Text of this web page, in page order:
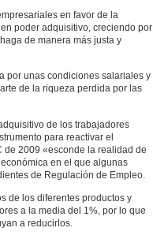
en favor de la
poder adquisitivo, creciendo por
de manera más justa y
por unas condiciones salariales y
de la riqueza perdida por las
de los trabajadores
para reactivar el
de 2009 «esconde la realidad de
en el que algunas
de Regulación de Empleo.
de los diferentes productos y
a la media del 1%, por lo que
a reducirlos.